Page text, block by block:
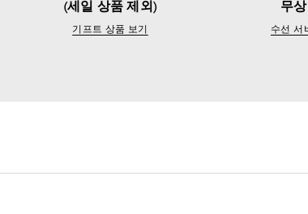
(세일 상품 제외)
기프트 상품 보기
무
수선 서